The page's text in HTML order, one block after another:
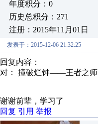
年度积分：0
历史总积分：271
注册：2015年11月01日
发表于：2015-12-06 21:32:25
回复内容：
对： 撞破烂钟——王者之师
谢谢前辈，学习了
回复 引用 举报